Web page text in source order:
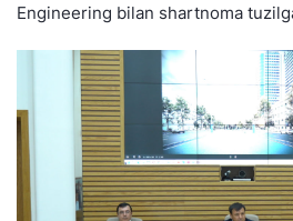
Engineering bilan shartnoma